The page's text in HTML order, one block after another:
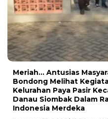
Meriah… Antusias
Bondong Melihat
Kelurahan Paya Pasir
Danau Siombak Dalam
Indonesia Merdeka